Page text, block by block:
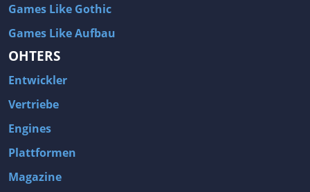
Games Like Gothic
Games Like Aufbau
OHTERS
Entwickler
Vertriebe
Engines
Plattformen
Magazine